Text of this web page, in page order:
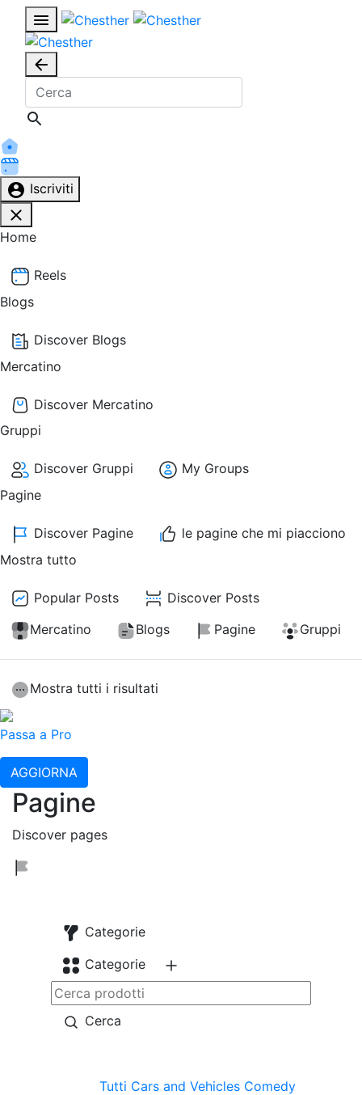
Iscriviti
Home
Reels
Blogs
Discover Blogs
Mercatino
Discover Mercatino
Gruppi
Discover Gruppi
My Groups
Pagine
Discover Pagine
le pagine che mi piacciono
Mostra tutto
Popular Posts
Discover Posts
Mercatino
Blogs Pagine Gruppi
Mostra tutti i risultati
Passa a Pro
AGGIORNA
Pagine
Discover pages
Categorie
Categorie
Cerca
Tutti Cars and Vehicles Comedy